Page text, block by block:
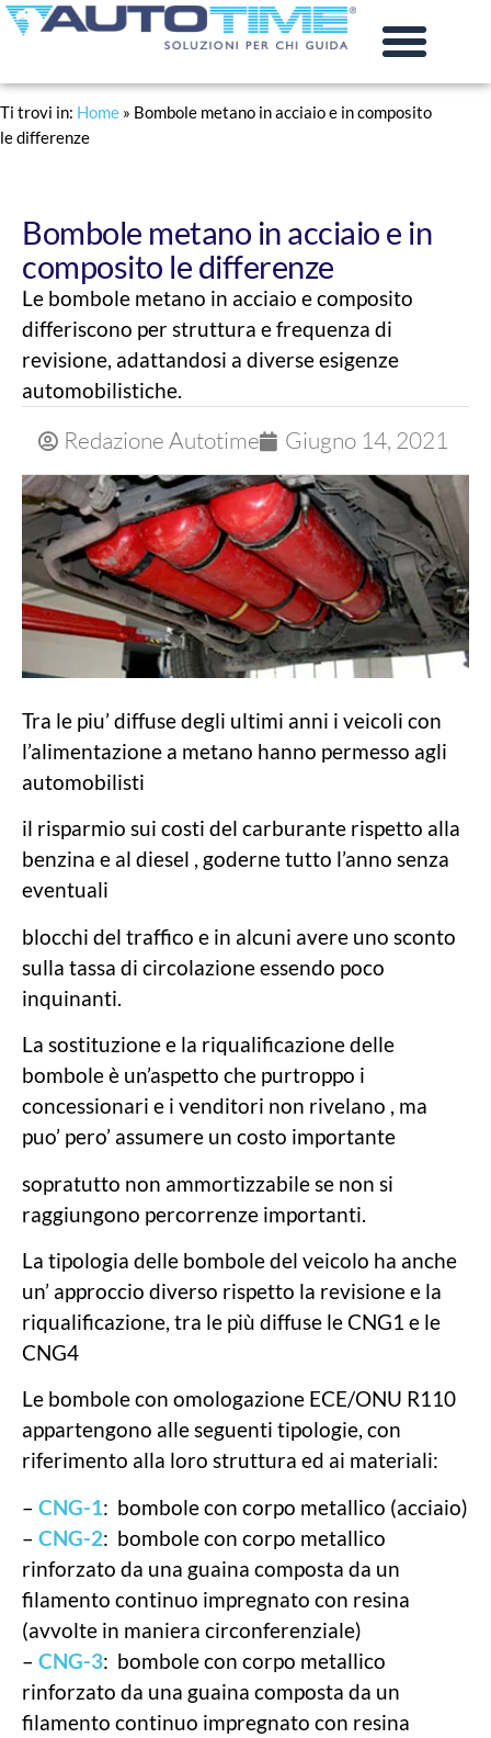
Ti trovi in: Home » Bombole metano in acciaio e in composito
le differenze
Bombole metano in acciaio e in
composito le differenze
Le bombole metano in acciaio e composito
differiscono per struttura e frequenza di
revisione, adattandosi a diverse esigenze
automobilistiche.
Redazione Autotime Giugno 14, 2021
Tra le piu’ diffuse degli ultimi anni i veicoli con
l’alimentazione a metano hanno permesso agli
automobilisti
il risparmio sui costi del carburante rispetto alla
benzina e al diesel , goderne tutto l’anno senza
eventuali
blocchi del traffico e in alcuni avere uno sconto
sulla tassa di circolazione essendo poco
inquinanti.
La sostituzione e la riqualificazione delle
bombole è un’aspetto che purtroppo i
concessionari e i venditori non rivelano , ma
puo’ pero’ assumere un costo importante
sopratutto non ammortizzabile se non si
raggiungono percorrenze importanti.
La tipologia delle bombole del veicolo ha anche
un’ approccio diverso rispetto la revisione e la
riqualificazione, tra le più diffuse le CNG1 e le
CNG4
Le bombole con omologazione ECE/ONU R110
appartengono alle seguenti tipologie, con
riferimento alla loro struttura ed ai materiali:
– CNG-1: bombole con corpo metallico (acciaio)
– CNG-2: bombole con corpo metallico
rinforzato da una guaina composta da un
filamento continuo impregnato con resina
(avvolte in maniera circonferenziale)
– CNG-3: bombole con corpo metallico
rinforzato da una guaina composta da un
filamento continuo impregnato con resina